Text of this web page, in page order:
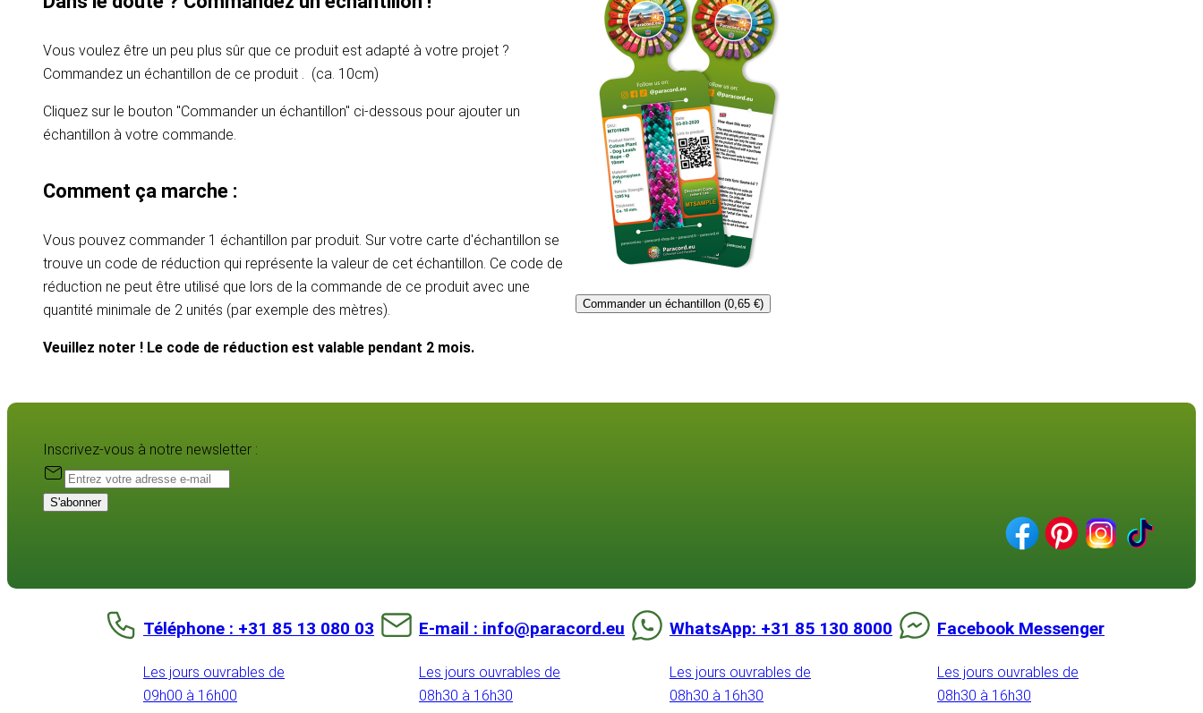
Vous voulez être un peu plus sûr que ce produit est adapté à votre projet ?
Commandez un échantillon de ce produit . (ca. 10cm)
Cliquez sur le bouton "Commander un échantillon" ci-dessous pour ajouter un
échantillon à votre commande.
Comment ça marche :
Vous pouvez commander 1 échantillon par produit. Sur votre carte d'échantillon se
trouve un code de réduction qui représente la valeur de cet échantillon. Ce code de
réduction ne peut être utilisé que lors de la commande de ce produit avec une
quantité minimale de 2 unités (par exemple des mètres).
Veuillez noter ! Le code de réduction est valable pendant 2 mois.
Commander un échantillon (0,65 €)
Inscrivez-vous à notre newsletter :
S'abonner
Téléphone : +31 85 13 080 03
Les jours ouvrables de
09h00 à 16h00
E-mail : info@paracord.eu
Les jours ouvrables de
08h30 à 16h30
WhatsApp: +31 85 130 8000
Les jours ouvrables de
08h30 à 16h30
Facebook Messenger
Les jours ouvrables de
08h30 à 16h30